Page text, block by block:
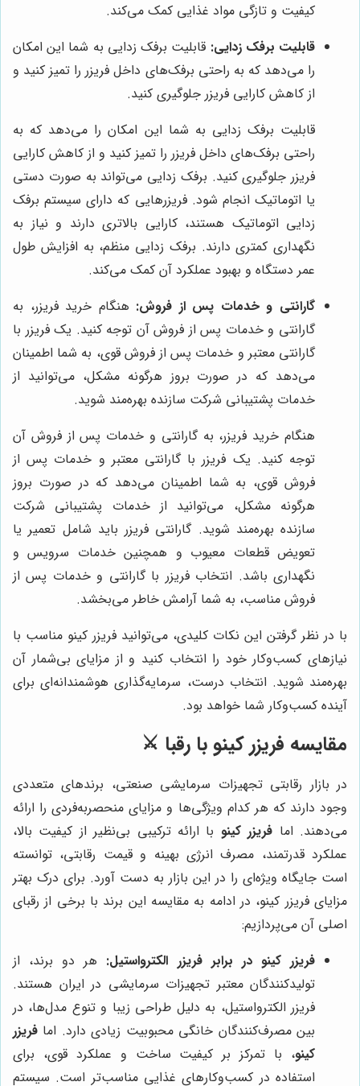
کیفیت و تازگی مواد غذایی کمک می‌کند.
قابلیت برفک زدایی: قابلیت برفک زدایی به شما این امکان
را می‌دهد که به راحتی برفک‌های داخل فریزر را تمیز کنید و
از کاهش کارایی فریزر جلوگیری کنید.
قابلیت برفک زدایی به شما این امکان را می‌دهد که به
راحتی برفک‌های داخل فریزر را تمیز کنید و از کاهش کارایی
فریزر جلوگیری کنید. برفک زدایی می‌تواند به صورت دستی
یا اتوماتیک انجام شود. فریزرهایی که دارای سیستم برفک
زدایی اتوماتیک هستند، کارایی بالاتری دارند و نیاز به
نگهداری کمتری دارند. برفک زدایی منظم، به افزایش طول
عمر دستگاه و بهبود عملکرد آن کمک می‌کند.
گارانتی و خدمات پس از فروش: هنگام خرید فریزر، به
گارانتی و خدمات پس از فروش آن توجه کنید. یک فریزر با
گارانتی معتبر و خدمات پس از فروش قوی، به شما اطمینان
می‌دهد که در صورت بروز هرگونه مشکل، می‌توانید از
خدمات پشتیبانی شرکت سازنده بهره‌مند شوید.
هنگام خرید فریزر، به گارانتی و خدمات پس از فروش آن
توجه کنید. یک فریزر با گارانتی معتبر و خدمات پس از
فروش قوی، به شما اطمینان می‌دهد که در صورت بروز
هرگونه مشکل، می‌توانید از خدمات پشتیبانی شرکت
سازنده بهره‌مند شوید. گارانتی فریزر باید شامل تعمیر یا
تعویض قطعات معیوب و همچنین خدمات سرویس و
نگهداری باشد. انتخاب فریزر با گارانتی و خدمات پس از
فروش مناسب، به شما آرامش خاطر می‌بخشد.
با در نظر گرفتن این نکات کلیدی، می‌توانید فریزر کینو مناسب با
نیازهای کسب‌وکار خود را انتخاب کنید و از مزایای بی‌شمار آن
بهره‌مند شوید. انتخاب درست، سرمایه‌گذاری هوشمندانه‌ای برای
آینده کسب‌وکار شما خواهد بود.
مقایسه فریزر کینو با رقبا ⚔️
در بازار رقابتی تجهیزات سرمایشی صنعتی، برندهای متعددی
وجود دارند که هر کدام ویژگی‌ها و مزایای منحصربه‌فردی را ارائه
می‌دهند. اما فریزر کینو با ارائه ترکیبی بی‌نظیر از کیفیت بالا،
عملکرد قدرتمند، مصرف انرژی بهینه و قیمت رقابتی، توانسته
است جایگاه ویژه‌ای را در این بازار به دست آورد. برای درک بهتر
مزایای فریزر کینو، در ادامه به مقایسه این برند با برخی از رقبای
اصلی آن می‌پردازیم:
فریزر کینو در برابر فریزر الکترواستیل: هر دو برند، از
تولیدکنندگان معتبر تجهیزات سرمایشی در ایران هستند.
فریزر الکترواستیل، به دلیل طراحی زیبا و تنوع مدل‌ها، در
بین مصرف‌کنندگان خانگی محبوبیت زیادی دارد. اما فریزر
کینو، با تمرکز بر کیفیت ساخت و عملکرد قوی، برای
استفاده در کسب‌وکارهای غذایی مناسب‌تر است. سیستم